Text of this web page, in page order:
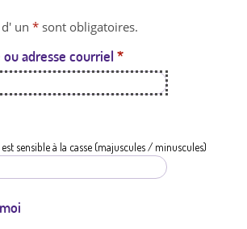
t
a
t
i
un * sont obligatoires.
adresse courriel *
sensible à la casse (majuscules / minuscules)